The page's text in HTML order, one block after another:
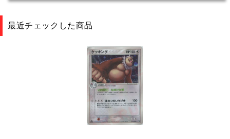
最近チェックした商品